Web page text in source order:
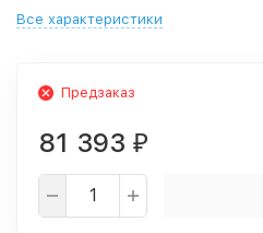
Все характеристики
Предзаказ
81 393 ₽